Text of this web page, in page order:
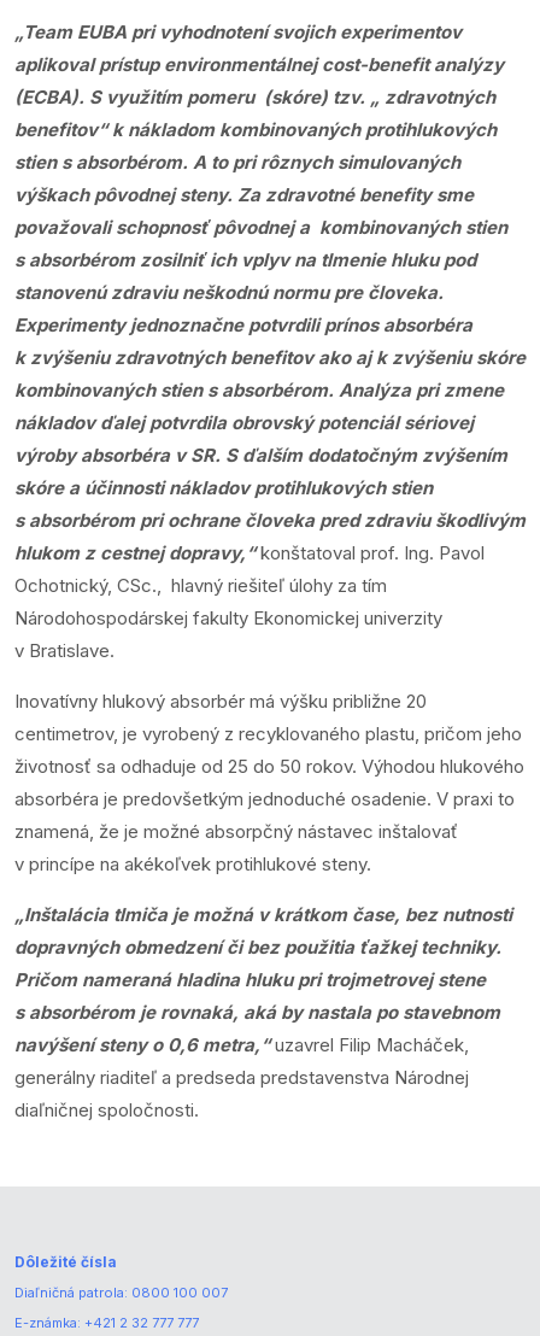
„Team EUBA pri vyhodnotení svojich experimentov
aplikoval prístup environmentálnej cost-benefit analýzy
(ECBA). S využitím pomeru (skóre) tzv. „ zdravotných
benefitov“ k nákladom kombinovaných protihlukových
stien s absorbérom. A to pri rôznych simulovaných
výškach pôvodnej steny. Za zdravotné benefity sme
považovali schopnosť pôvodnej a kombinovaných stien
s absorbérom zosilniť ich vplyv na tlmenie hluku pod
stanovenú zdraviu neškodnú normu pre človeka.
Experimenty jednoznačne potvrdili prínos absorbéra
k zvýšeniu zdravotných benefitov ako aj k zvýšeniu skóre
kombinovaných stien s absorbérom. Analýza pri zmene
nákladov ďalej potvrdila obrovský potenciál sériovej
výroby absorbéra v SR. S ďalším dodatočným zvýšením
skóre a účinnosti nákladov protihlukových stien
s absorbérom pri ochrane človeka pred zdraviu škodlivým
hlukom z cestnej dopravy,“ konštatoval prof. Ing. Pavol
Ochotnický, CSc., hlavný riešiteľ úlohy za tím
Národohospodárskej fakulty Ekonomickej univerzity
v Bratislave.
Inovatívny hlukový absorbér má výšku približne 20
centimetrov, je vyrobený z recyklovaného plastu, pričom jeho
životnosť sa odhaduje od 25 do 50 rokov. Výhodou hlukového
absorbéra je predovšetkým jednoduché osadenie. V praxi to
znamená, že je možné absorpčný nástavec inštalovať
v princípe na akékoľvek protihlukové steny.
„Inštalácia tlmiča je možná v krátkom čase, bez nutnosti
dopravných obmedzení či bez použitia ťažkej techniky.
Pričom nameraná hladina hluku pri trojmetrovej stene
s absorbérom je rovnaká, aká by nastala po stavebnom
navýšení steny o 0,6 metra,“ uzavrel Filip Macháček,
generálny riaditeľ a predseda predstavenstva Národnej
diaľničnej spoločnosti.
Dôležité čísla
Diaľničná patrola: 0800 100 007
E-známka: +421 2 32 777 777